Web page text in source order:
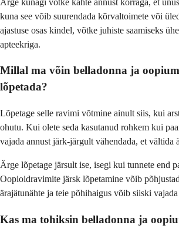
kuna see võib suurendada kõrvaltoimete või
ajastuse osas kindel, võtke juhiste saamiseks
apteekriga.
Millal ma võin belladonna ja
lõpetada?
Lõpetage selle ravimi võtmine ainult siis, kui
ohutu. Kui olete seda kasutanud rohkem kui
vajada annust järk-järgult vähendada, et vältida
Ärge lõpetage järsult ise, isegi kui tunnete end
Oopioidravimite järsk lõpetamine võib
ärajätunähte ja teie põhihaigus võib siiski
Kas ma tohiksin belladonna ja